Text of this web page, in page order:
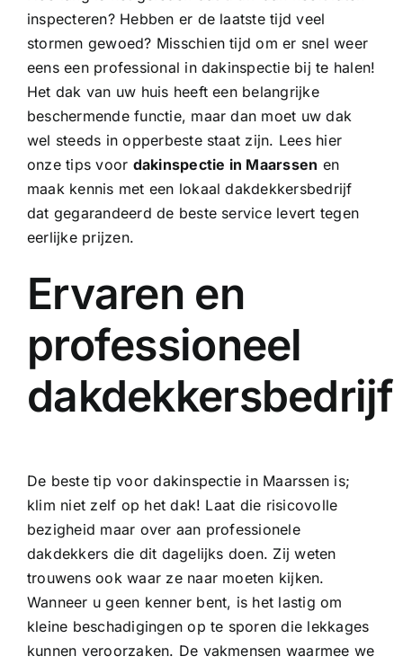
inspecteren? Hebben er de laatste tijd veel
stormen gewoed? Misschien tijd om er snel weer
eens een professional in dakinspectie bij te halen!
Het dak van uw huis heeft een belangrijke
beschermende functie, maar dan moet uw dak
wel steeds in opperbeste staat zijn. Lees hier
onze tips voor dakinspectie in Maarssen en
maak kennis met een lokaal dakdekkersbedrijf
dat gegarandeerd de beste service levert tegen
eerlijke prijzen.
Ervaren en
professioneel
dakdekkersbedrijf
De beste tip voor dakinspectie in Maarssen is;
klim niet zelf op het dak! Laat die risicovolle
bezigheid maar over aan professionele
dakdekkers die dit dagelijks doen. Zij weten
trouwens ook waar ze naar moeten kijken.
Wanneer u geen kenner bent, is het lastig om
kleine beschadigingen op te sporen die lekkages
kunnen veroorzaken. De vakmensen waarmee we